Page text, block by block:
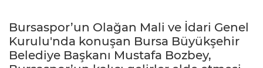
Bursaspor’un Olağan Mali ve İdari Genel
Kurulu'nda konuşan Bursa Büyükşehir
Belediye Başkanı Mustafa Bozbey,